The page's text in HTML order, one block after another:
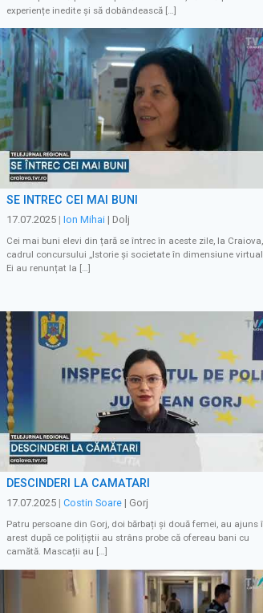
experiențe inedite și să dobândească […]
SE ÎNTREC CEI MAI BUNI
17.07.2025 | Ion Mihai | Dolj
Cei mai buni elevi din țară se întrec în aceste zile, la
cadrul concursului ,,Istorie și societate în dimensiune
Ei au renunțat la […]
DESCINDERI LA CĂMĂTARI
17.07.2025 | Costin Soare | Gorj
Patru persoane din Gorj, doi bărbați și două femei, au ajuns
arest după ce polițiștii au strâns probe că ofereau bani cu
camătă. Mascații au […]